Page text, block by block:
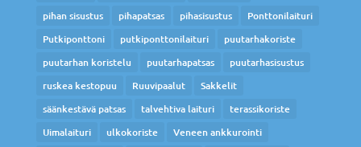
pihan sisustus
pihapatsas pihasisustus
Ponttonilaituri
Putkiponttoni
putkiponttonilaituri
puutarhakoriste
puutarhan koristelu
puutarhapatsas
puutarhasisustus
ruskea kestopuu
Ruuvipaalut
Sakkelit
säänkestävä patsas
talvehtiva laituri
terassikoriste
Uimalaituri
ulkokoriste
Veneen ankkurointi